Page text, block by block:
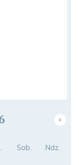
Sob. Ndz.